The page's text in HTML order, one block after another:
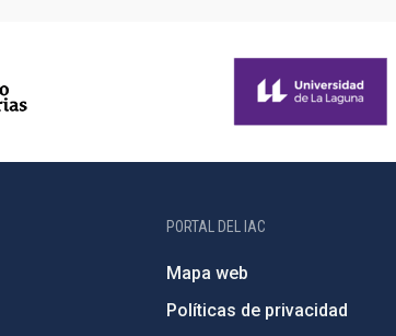
PORTAL DEL IAC
Mapa web
Políticas de privacidad